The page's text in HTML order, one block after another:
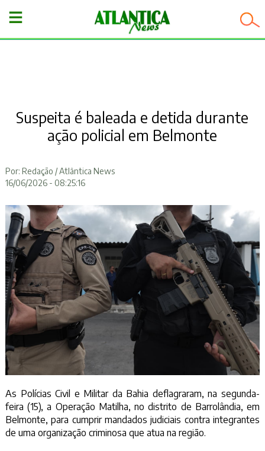
−
Suspeita é baleada e detida durante
ação policial em Belmonte
Por: Redação / Atlântica News
16/06/2026 - 08:25:16
As Polícias Civil e Militar da Bahia deflagraram, na segunda-
feira (15), a Operação Matilha, no distrito de Barrolândia, em
Belmonte, para cumprir mandados judiciais contra integrantes
de uma organização criminosa que atua na região.